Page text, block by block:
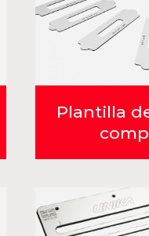
Plantilla